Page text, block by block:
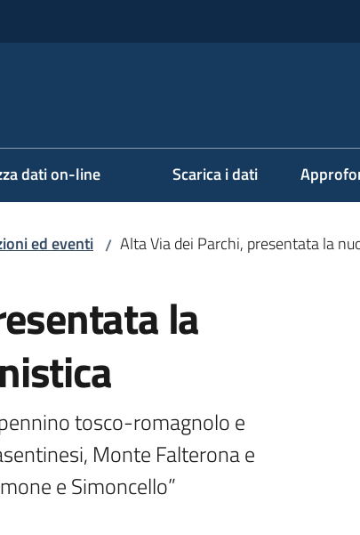
dati on-line Scarica i dati
ed eventi / Alta Via dei Parchi, presentata la
la
tosco-romagnolo e
Monte Falterona e
e Simoncello”